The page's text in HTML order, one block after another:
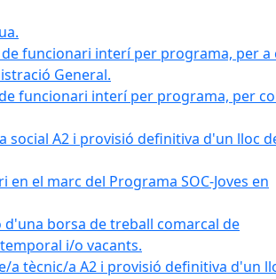
funcionari interí per programa, per
General.
funcionari interí per programa, per
social A2 i provisió definitiva d'un lloc
el marc del Programa SOC-Joves en
d'una borsa de treball comarcal de
i/o vacants.
a tècnic/a A2 i provisió definitiva d'un